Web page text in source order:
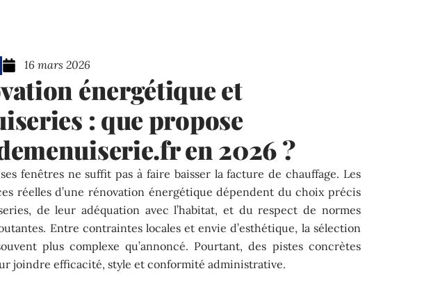
16 mars 2026
énergétique et
: que propose
en 2026 ?
fenêtres ne suffit pas à faire baisser la facture de chauffage. Les
réelles d’une rénovation énergétique dépendent du choix précis
de leur adéquation avec l’habitat, et du respect de normes
Entre contraintes locales et envie d’esthétique, la sélection
plus complexe qu’annoncé. Pourtant, des pistes concrètes
joindre efficacité, style et conformité administrative.